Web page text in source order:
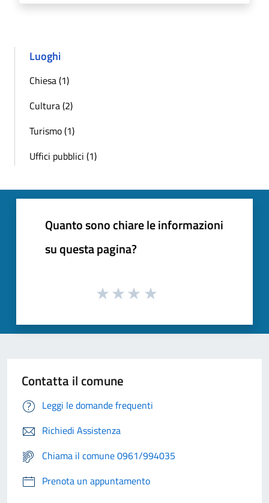
Luoghi
Chiesa (1)
Cultura (2)
Turismo (1)
Uffici pubblici (1)
Quanto sono chiare le informazioni
su questa pagina?
Contatta il comune
Leggi le domande frequenti
Richiedi Assistenza
Chiama il comune 0961/994035
Prenota un appuntamento